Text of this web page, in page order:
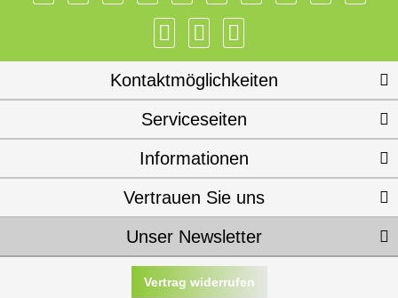
Kontaktmöglichkeiten
Serviceseiten
Informationen
Unser Newsletter
Vertrauen Sie uns
Vertrag widerrufen